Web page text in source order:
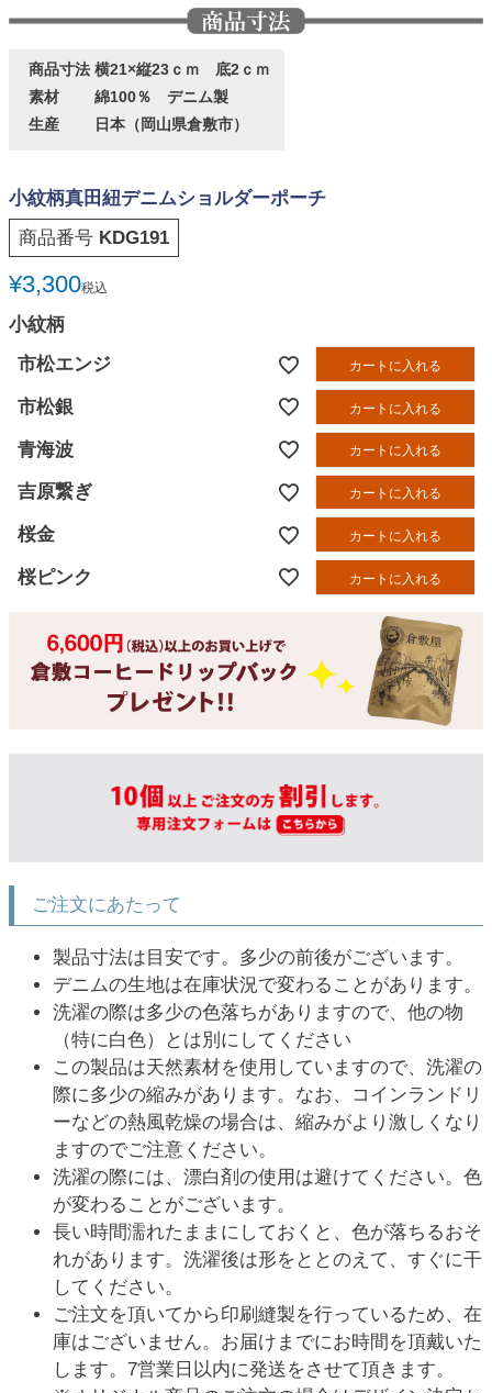
商品寸法 横21×縦23ｃｍ 底2ｃｍ
素材
綿100％ デニム製
生産
日本（岡山県倉敷市）
小紋柄真田紐デニムショルダーポーチ
商品番号 KDG191
¥3,300税込
小紋柄
市松エンジ
カートに入れる
市松銀 カートに入れる
青海波 カートに入れる
吉原繋ぎ カートに入れる
桜金 カートに入れる
桜ピンク カートに入れる
ご注文にあたって
製品寸法は目安です。多少の前後がございます。
デニムの生地は在庫状況で変わることがあります。
洗濯の際は多少の色落ちがありますので、他の物
（特に白色）とは別にしてください
この製品は天然素材を使用していますので、洗濯の
際に多少の縮みがあります。なお、コインランドリ
ーなどの熱風乾燥の場合は、縮みがより激しくなり
ますのでご注意ください。
洗濯の際には、漂白剤の使用は避けてください。色
が変わることがございます。
長い時間濡れたままにしておくと、色が落ちるおそ
れがあります。洗濯後は形をととのえて、すぐに干
してください。
ご注文を頂いてから印刷縫製を行っているため、在
庫はございません。お届けまでにお時間を頂戴いた
します。7営業日以内に発送をさせて頂きます。